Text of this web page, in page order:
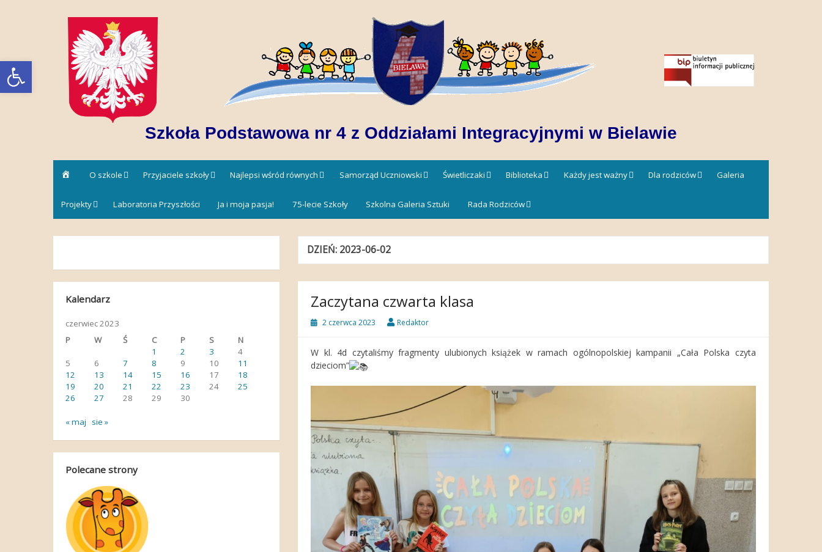
Open toolbar
Szkoła Podstawowa nr 4 z Oddziałami Integracyjnymi w Bielawie
Strona
główna
O szkole Przyjaciele szkoły Najlepsi wśród równych Samorząd Uczniowski Świetliczaki Biblioteka Każdy jest ważny Dla rodziców Galeria
Projekty Laboratoria Przyszłości Ja i moja pasja! 75-lecie Szkoły Szkolna Galeria Sztuki Rada Rodziców
DZIEŃ: 2023-06-02
Zaczytana czwarta klasa
2 czerwca 2023 Redaktor
W kl. 4d czytaliśmy fragmenty ulubionych książek w ramach ogólnopolskiej kampanii „Cała Polska czyta
dzieciom”
Kalendarz
czerwiec 2023
P
W Ś C P S
N
1
2 3
4
5
6 7 8 9 10
11
12
13 14 15 16 17
18
19
20 21 22 23 24
25
26
27 28 29 30
« maj sie »
Polecane strony